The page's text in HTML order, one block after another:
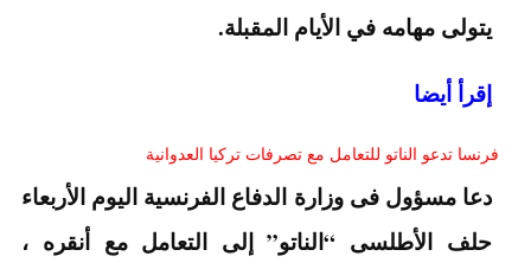
يتولى مهامه في الأيام المقبلة.
إقرأ أيضا
فرنسا تدعو الناتو للتعامل مع تصرفات تركيا العدوانية
دعا مسؤول فى وزارة الدفاع الفرنسية اليوم الأربعاء
حلف الأطلسى “الناتو” إلى التعامل مع أنقره ،